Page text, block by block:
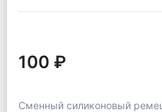
100 ₽
Сменный силиконовый